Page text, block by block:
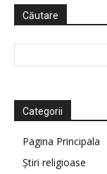
Căutare
Categorii
Pagina Principala
Știri religioase